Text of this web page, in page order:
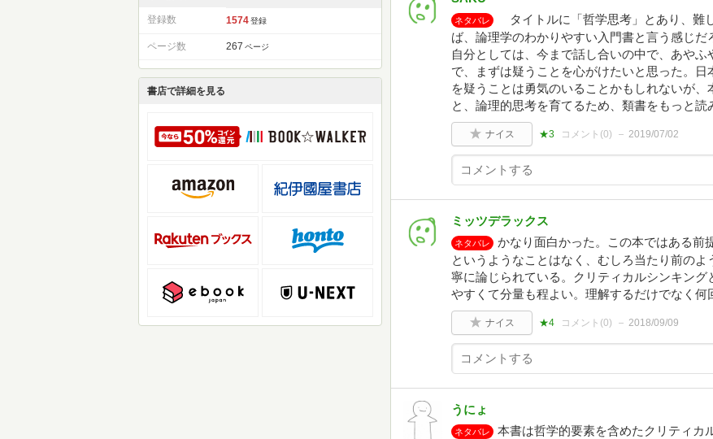
登録数 1574 登録
ページ数 267 ページ
書店で詳細を見る
ネタバレ
タイトルに「哲学思考」とあり、難
ば、論理学のわかりやすい入門書と言う感じだ
自分としては、今まで話し合いの中で、あや
で、まずは疑うことを心がけたいと思った。
を疑うことは勇気のいることかもしれないが
と、論理的思考を育てるため、類書をもっと読
ナイス ★3 コメント(0) 2019/07/02
ミッツデラックス
ネタバレ
かなり面白かった。この本ではある前
というようなことはなく、むしろ当たり前の
寧に論じられている。クリティカルシンキン
やすくて分量も程よい。理解するだけでなく何
ナイス ★4 コメント(0) 2018/09/09
うにょ
ネタバレ
本書は哲学的要素を含めたクリティカ